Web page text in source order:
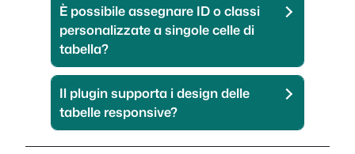
È possibile assegnare ID o classi
personalizzate a singole celle di
tabella?
Il plugin supporta i design delle
tabelle responsive?